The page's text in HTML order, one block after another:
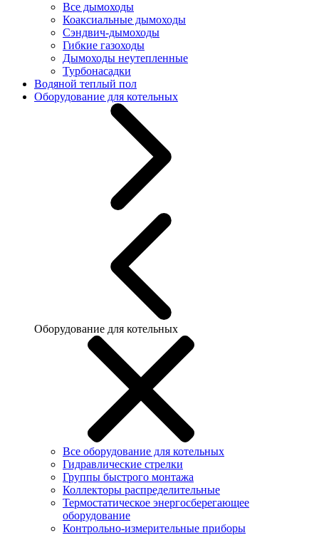
Все дымоходы
Коаксиальные дымоходы
Сэндвич-дымоходы
Гибкие газоходы
Дымоходы неутепленные
Турбонасадки
Водяной теплый пол
Оборудование для котельных
Оборудование для котельных
Все оборудование для котельных
Гидравлические стрелки
Группы быстрого монтажа
Коллекторы распределительные
Термостатическое энергосберегающее
оборудование
Контрольно-измерительные приборы